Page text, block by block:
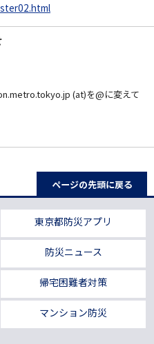
(at)を@に変えて
ページの先頭に戻る
東京都防災アプリ
防災ニュース
帰宅困難者対策
マンション防災